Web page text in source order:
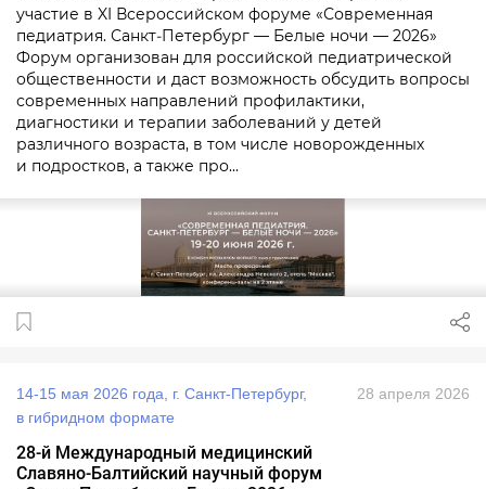
участие в XI Всероссийском форуме «Современная
педиатрия. Санкт‑Петербург — Белые ночи — 2026»
Форум организован для российской педиатрической
общественности и даст возможность обсудить вопросы
современных направлений профилактики,
диагностики и терапии заболеваний у детей
различного возраста, в том числе новорожденных
и подростков, а также про...
14‑15 мая 2026 года, г. Санкт‑Петербург,
в гибридном формате
28 апреля 2026
28‑й Международный медицинский
Славяно‑Балтийский научный форум